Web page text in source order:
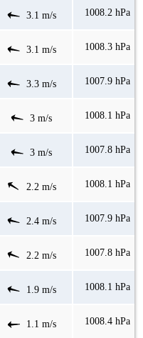
3.1 m/s 1008.2 hPa
3.1 m/s 1008.3 hPa
3.3 m/s 1007.9 hPa
3 m/s 1008.1 hPa
3 m/s 1007.8 hPa
2.2 m/s 1008.1 hPa
2.4 m/s 1007.9 hPa
2.2 m/s 1007.8 hPa
1.9 m/s 1008.1 hPa
1.1 m/s 1008.4 hPa